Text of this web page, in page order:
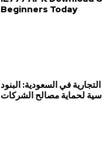
Beginners Today
في السعودية: البنود
لحماية مصالح الشركات